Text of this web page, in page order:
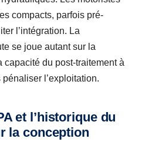
compacts, parfois pré-
l’intégration. La
se joue autant sur la
capacité du post-traitement à
l’exploitation.
et l’historique du
la conception